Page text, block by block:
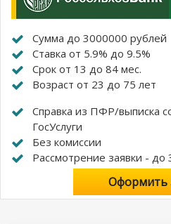
Сумма до 3000000 рублей
Ставка от 5.9% до 9.5%
Срок от 13 до 84 мес.
Возраст от 23 до 75 лет
Справка из ПФР/выписка
ГосУслуги
Без комиссии
Рассмотрение заявки - до
Оформить